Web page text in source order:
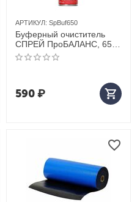
АРТИКУЛ: SpBuf650
Буферный очиститель
СПРЕЙ ПроБАЛАНС, 650
мл (12шт в коробке)
590₽